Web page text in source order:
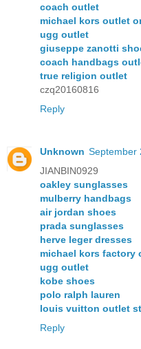
coach outlet
michael kors outlet
ugg outlet
giuseppe zanotti
coach handbags
true religion outlet
czq20160816
Reply
Unknown September
JIANBIN0929
oakley sunglasses
mulberry handbags
air jordan shoes
prada sunglasses
herve leger dresses
michael kors factory
ugg outlet
kobe shoes
polo ralph lauren
louis vuitton outlet
Reply